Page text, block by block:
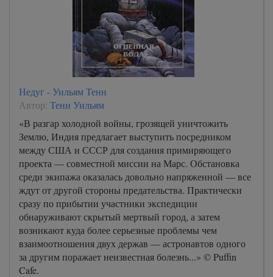
Недуг - Уильям Тенн
Автор: Тенн Уильям
«В разгар холодной войны, грозящей уничтожить
Землю, Индия предлагает выступить посредником
между США и СССР для создания примиряющего
проекта — совместной миссии на Марс. Обстановка
среди экипажа оказалась довольно напряженной — все
ждут от другой стороны предательства. Практически
сразу по прибытии участники экспедиции
обнаруживают скрытый мертвый город, а затем
возникают куда более серьезные проблемы чем
взаимоотношения двух держав — астронавтов одного
за другим поражает неизвестная болезнь...» © Puffin
Cafe.